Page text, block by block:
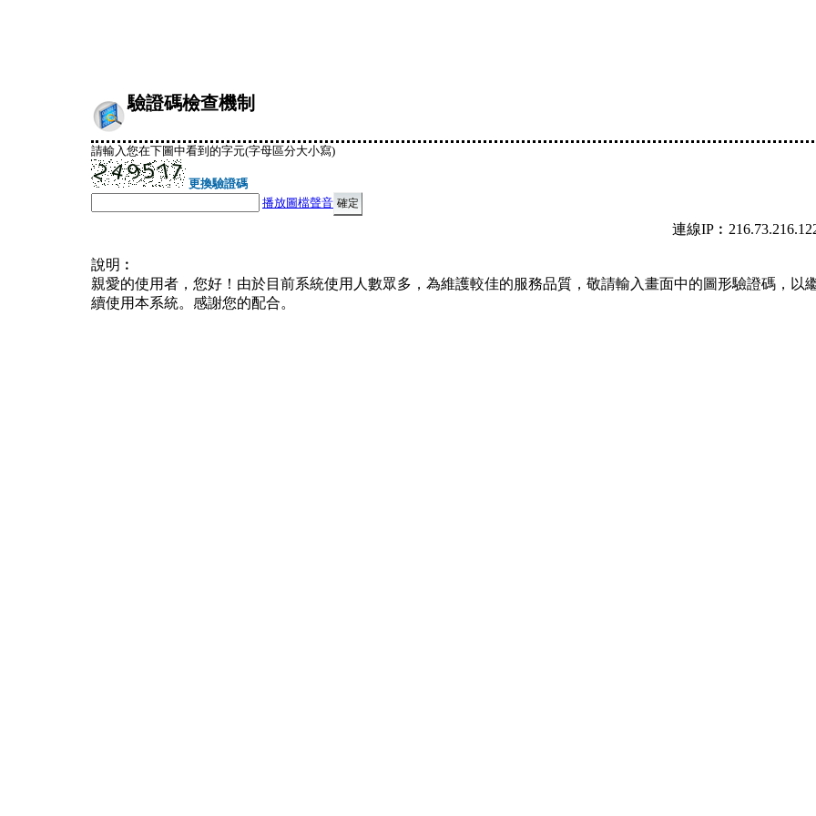
驗證碼檢查機制
請輸入您在下圖中看到的字元(字母區分大小寫)
更換驗證碼
播放圖檔聲音
連線
說明︰
親愛的使用者，您好！由於目前系統使用人數眾多，為維護較佳的服務品質，敬請輸入畫面中的圖形驗證碼，以
續使用本系統。感謝您的配合。